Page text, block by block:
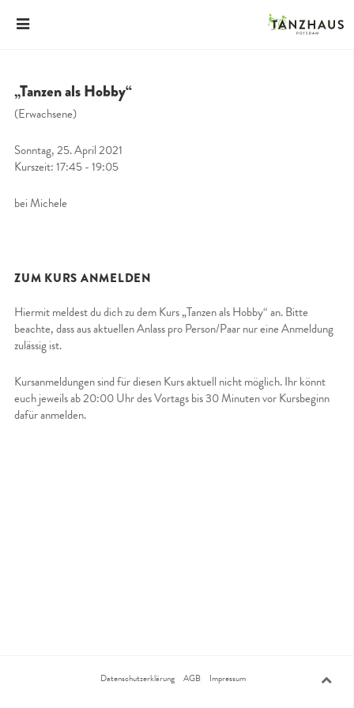
„Tanzen als Hobby“
(Erwachsene)
Sonntag, 25. April 2021
Kurszeit: 17:45 - 19:05
bei Michele
ZUM KURS ANMELDEN
Hiermit meldest du dich zu dem Kurs „Tanzen als Hobby“ an. Bitte
beachte, dass aus aktuellen Anlass pro Person/Paar nur eine Anmeldung
zulässig ist.
Kursanmeldungen sind für diesen Kurs aktuell nicht möglich. Ihr könnt
euch jeweils ab 20:00 Uhr des Vortags bis 30 Minuten vor Kursbeginn
dafür anmelden.
Datenschutzerklärung AGB Impressum